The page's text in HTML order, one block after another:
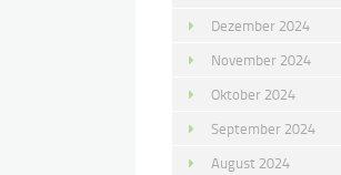
Dezember 2024
November 2024
Oktober 2024
September 2024
August 2024